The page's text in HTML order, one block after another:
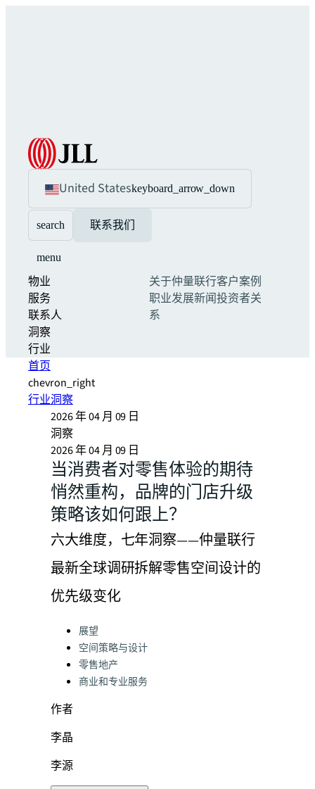
United Stateskeyboard_arrow_down
search 联系我们
menu
物业
服务
联系人
洞察
行业
关于仲量联行客户案例
职业发展新闻投资者关
系
首页
chevron_right
行业洞察
2026 年 04 月 09 日
洞察
2026 年 04 月 09 日
当消费者对零售体验的期待
悄然重构，品牌的门店升级
策略该如何跟上？
六大维度，七年洞察——仲量联行
最新全球调研拆解零售空间设计的
优先级变化
Categories:
展望
空间策略与设计
零售地产
商业和专业服务
作者
李晶
李源